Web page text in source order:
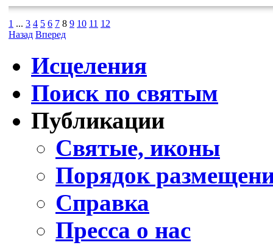
1 ... 3 4 5 6 7 8 9 10 11 12
Назад Вперед
Исцеления
Поиск по святым
Публикации
Святые, иконы
Порядок
Справка
Пресса о нас